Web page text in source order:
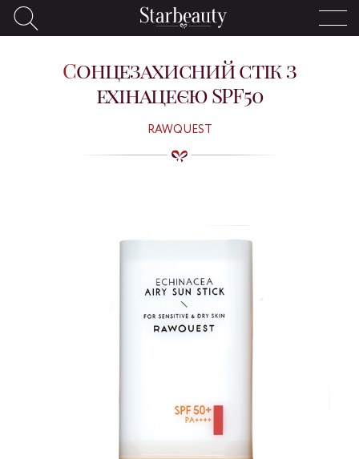
Сонцезахисний стік з
ехінацеєю SPF50
RAWQUEST